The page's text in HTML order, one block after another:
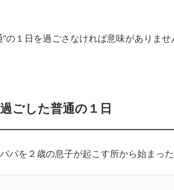
の１日を過ごさなければ意味がありませ
ごした普通の１日
パを２歳の息子が起こす所から始まった